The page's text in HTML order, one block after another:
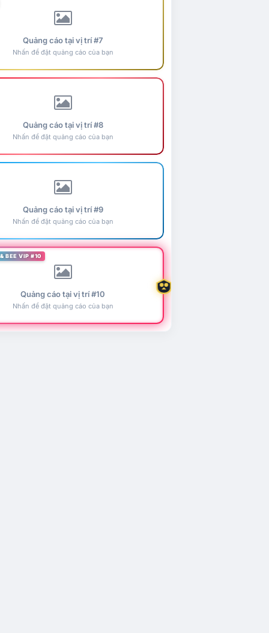
Quảng cáo tại vị trí #7
Nhấn để đặt quảng cáo của bạn
Quảng cáo tại vị trí #8
Nhấn để đặt quảng cáo của bạn
Quảng cáo tại vị trí #9
Nhấn để đặt quảng cáo của bạn
BEE VIP #10
Quảng cáo tại vị trí #10
Nhấn để đặt quảng cáo của bạn